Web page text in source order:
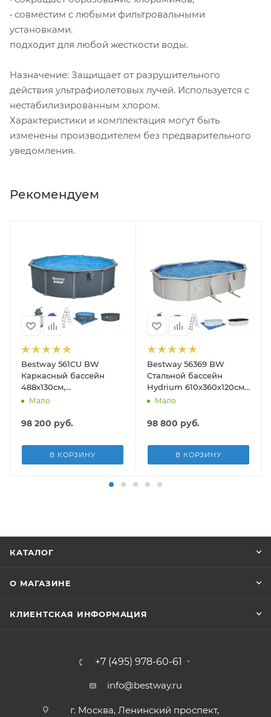
• совместим с любыми фильтровальными
установками.
подходит для любой жесткости воды.
Назначение: Защищает от разрушительного
действия ультрафиолетовых лучей. Используется с
нестабилизированным хлором.
Характеристики и комплектация могут быть
изменены производителем без предварительного
уведомления.
Рекомендуем
для дна, шланг 6м, ручка 190см)
Bestway 561CU BW
Каркасный бассейн
488х130см,
композитный, 21490л,
лестн, тент, подст, дисп.
Мало
98 200 руб.
В КОРЗИНУ
Bestway 56369 BW
Стальной бассейн
Hydrium 610х360х120см,
19929л, песч.фил.-нас
подст.
Мало
98 800 руб.
В КОРЗИНУ
КАТАЛОГ
О МАГАЗИНЕ
КЛИЕНТСКАЯ ИНФОРМАЦИЯ
+7 (495) 978-60-61
info@bestway.ru
г. Москва, Ленинский проспект,